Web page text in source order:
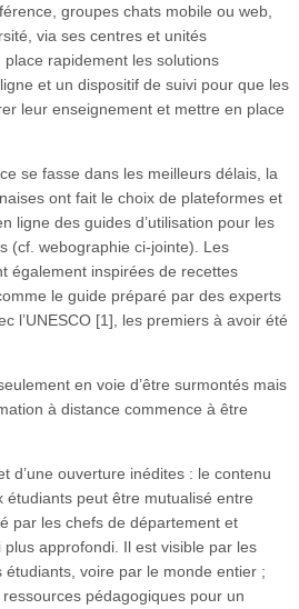
groupes chats mobile ou web,
via ses centres et unités
rapidement les solutions
et un dispositif de suivi pour que les
leur enseignement et mettre en place
se fasse dans les meilleurs délais, la
ont fait le choix de plateformes et
ligne des guides d’utilisation pour les
(cf. webographie ci-jointe). Les
également inspirées de recettes
le guide préparé par des experts
l’UNESCO [1], les premiers à avoir été
en voie d’être surmontés mais
à distance commence à être
d’une ouverture inédites : le contenu
étudiants peut être mutualisé entre
par les chefs de département et
approfondi. Il est visible par les
étudiants, voire par le monde entier ;
pédagogiques pour un